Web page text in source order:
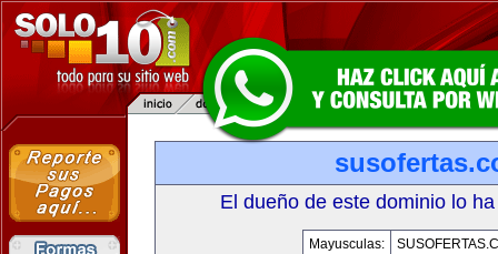
El dueño de este dominio lo
Mayusculas: